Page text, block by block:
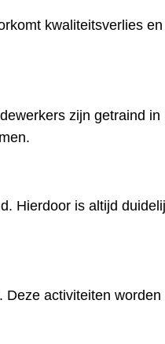
kwaliteitsverlies
zijn getraind
Hierdoor is altijd
activiteiten